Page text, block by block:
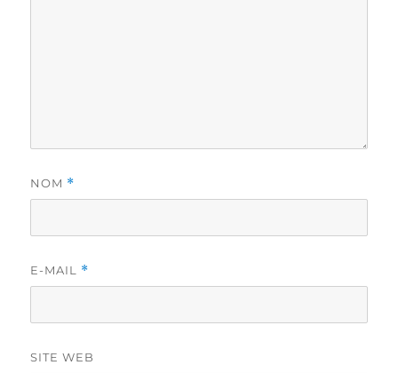
NOM *
E-MAIL *
SITE WEB